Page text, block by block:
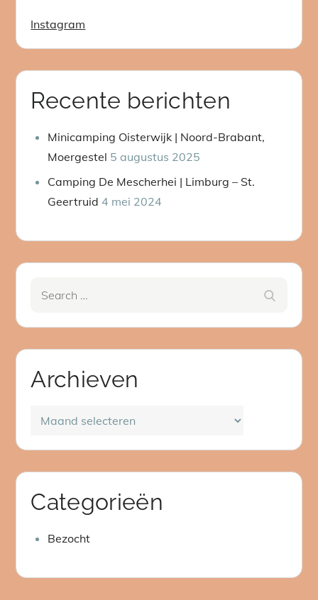
Instagram
Recente berichten
Minicamping Oisterwijk | Noord-Brabant,
Moergestel 5 augustus 2025
Camping De Mescherhei | Limburg – St.
Geertruid 4 mei 2024
Archieven
Archieven
Categorieën
Bezocht